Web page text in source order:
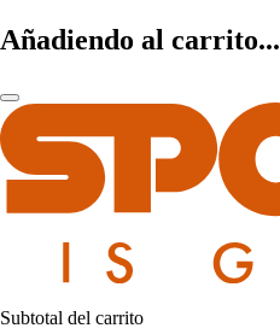
Añadiendo al carrito...
Subtotal del carrito